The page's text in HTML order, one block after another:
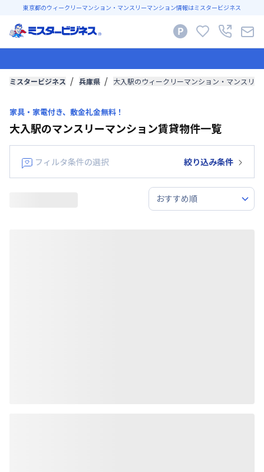
東京都のウィークリーマンション・マンスリーマンション情報はミスタービジネス
ミスタービジネス 兵庫県 大入駅のウィークリーマンション・マンスリ
家具・家電付き、敷金礼金無料！
大入駅のマンスリーマンション賃貸物件一覧
フィルタ条件の選択 絞り込み条件